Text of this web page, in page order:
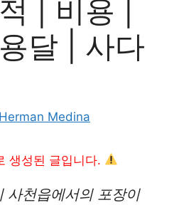
| 비용 |
달 | 사다
Herman Medina
생성된 글입니다.
사천읍에서의 포장이